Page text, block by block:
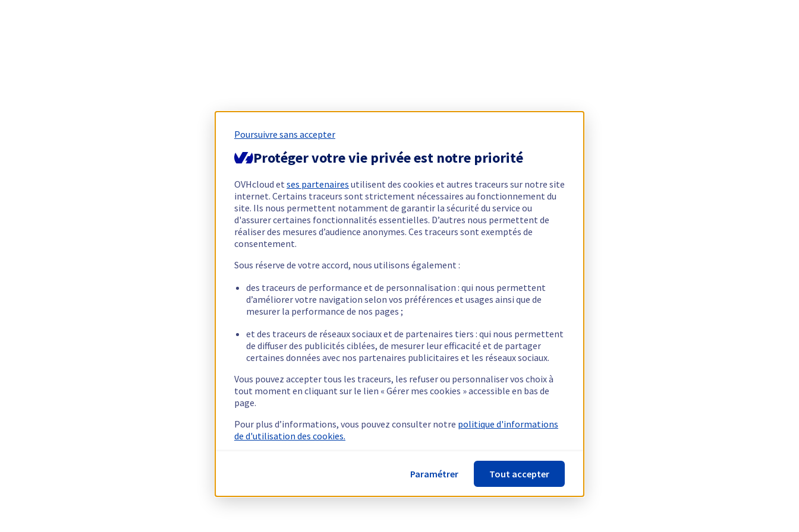
Poursuivre sans accepter
Protéger votre vie privée est notre priorité
OVHcloud et ses partenaires utilisent des cookies et autres traceurs sur notre site
internet. Certains traceurs sont strictement nécessaires au fonctionnement du
site. Ils nous permettent notamment de garantir la sécurité du service ou
d'assurer certaines fonctionnalités essentielles. D’autres nous permettent de
réaliser des mesures d’audience anonymes. Ces traceurs sont exemptés de
consentement.
Sous réserve de votre accord, nous utilisons également :
des traceurs de performance et de personnalisation : qui nous permettent
d’améliorer votre navigation selon vos préférences et usages ainsi que de
mesurer la performance de nos pages ;
et des traceurs de réseaux sociaux et de partenaires tiers : qui nous permettent
de diffuser des publicités ciblées, de mesurer leur efficacité et de partager
certaines données avec nos partenaires publicitaires et les réseaux sociaux.
Vous pouvez accepter tous les traceurs, les refuser ou personnaliser vos choix à
tout moment en cliquant sur le lien « Gérer mes cookies » accessible en bas de
page.
Pour plus d’informations, vous pouvez consulter notre politique d'informations
de d'utilisation des cookies.
Paramétrer Tout accepter